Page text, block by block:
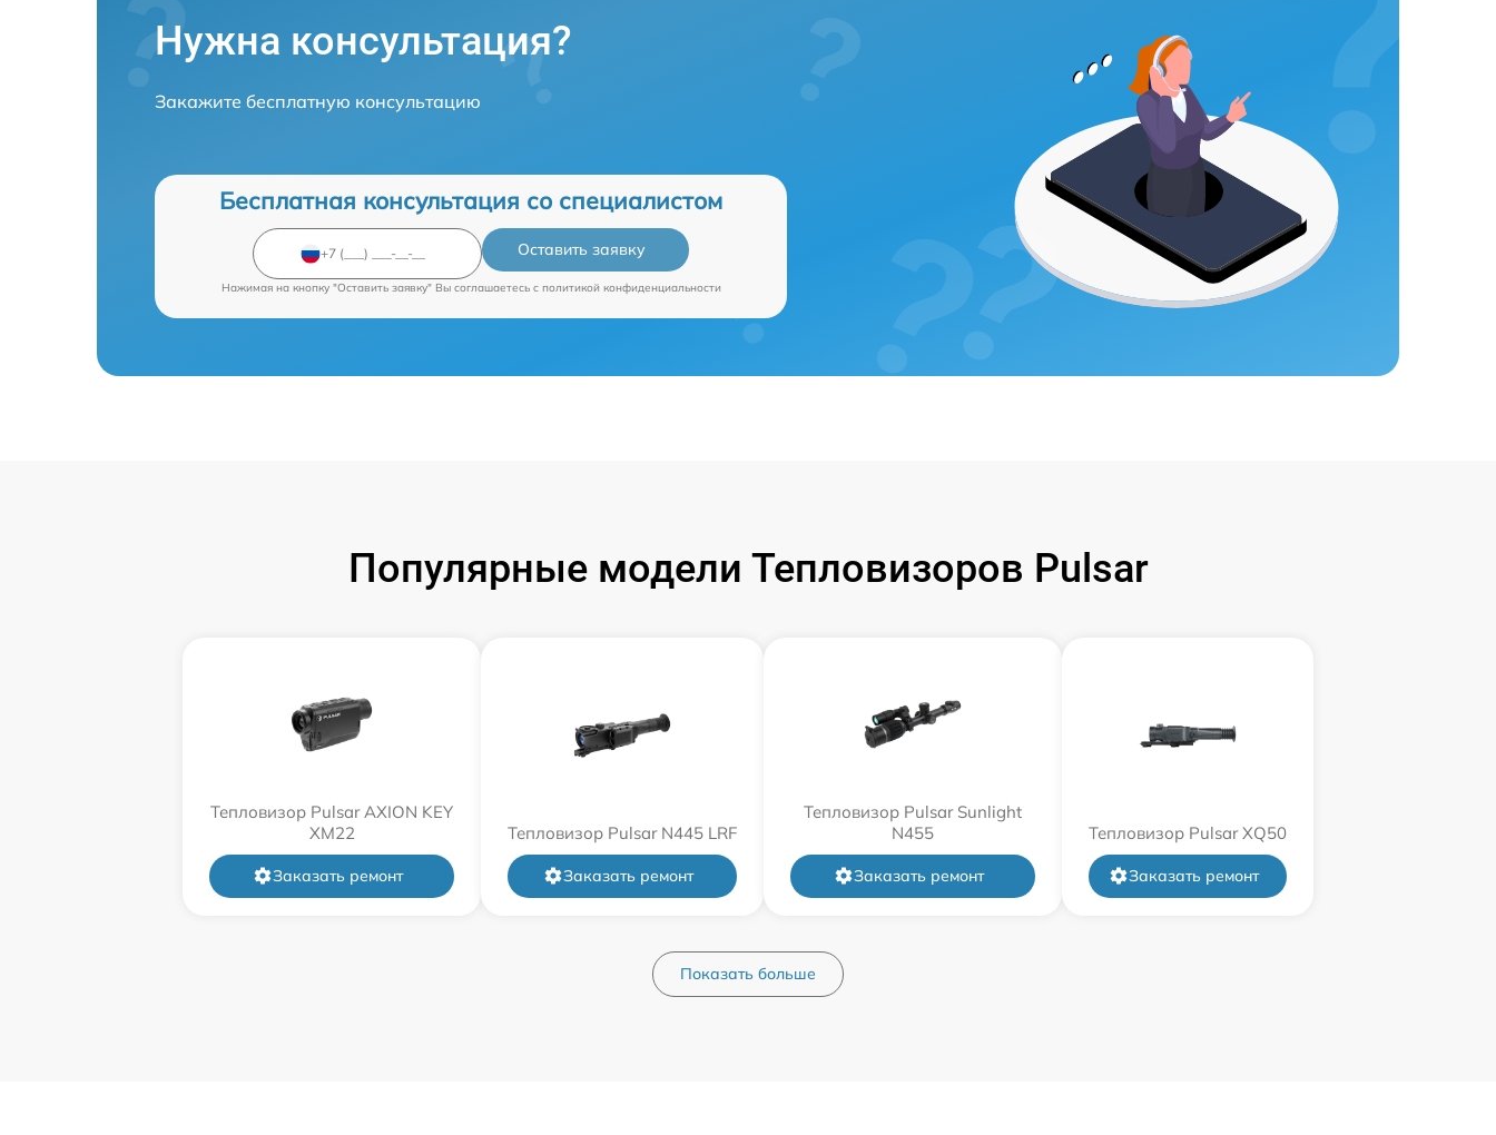
Нужна консультация?
Закажите бесплатную консультацию
Бесплатная консультация со специалистом
Оставить заявку
Нажимая на кнопку "Оставить заявку" Вы соглашаетесь c политикой конфиденциальности
Популярные модели Тепловизоров Pulsar
Тепловизор Pulsar AXION KEY
XM22
Заказать ремонт
Тепловизор Pulsar N445 LRF
Заказать ремонт
Тепловизор Pulsar Sunlight
N455
Заказать ремонт
Тепловизор Pulsar XQ50
Заказать ремонт
Показать больше